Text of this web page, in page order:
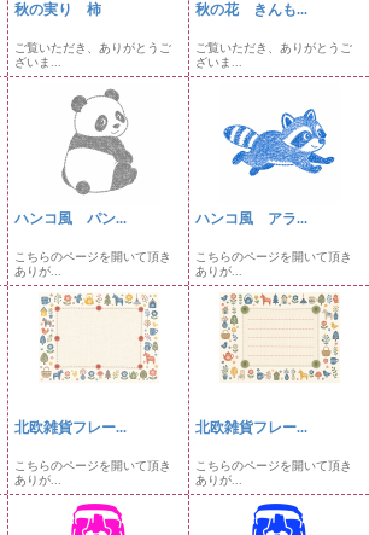
秋の実り 柿
ご覧いただき、ありがとうご
ざいま...
秋の花 きんも...
ご覧いただき、ありがとうご
ざいま...
ハンコ風 パン...
こちらのページを開いて頂き
ありが...
ハンコ風 アラ...
こちらのページを開いて頂き
ありが...
北欧雑貨フレー...
こちらのページを開いて頂き
ありが...
北欧雑貨フレー...
こちらのページを開いて頂き
ありが...